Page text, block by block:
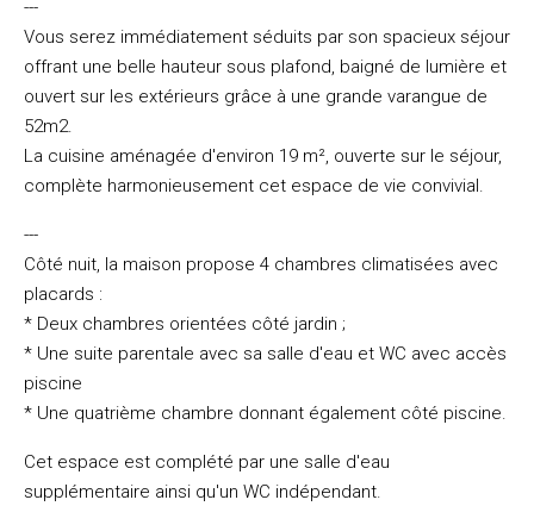
---
Vous serez immédiatement séduits par son spacieux séjour
offrant une belle hauteur sous plafond, baigné de lumière et
ouvert sur les extérieurs grâce à une grande varangue de
52m2.
La cuisine aménagée d'environ 19 m², ouverte sur le séjour,
complète harmonieusement cet espace de vie convivial.
---
Côté nuit, la maison propose 4 chambres climatisées avec
placards :
* Deux chambres orientées côté jardin ;
* Une suite parentale avec sa salle d'eau et WC avec accès
piscine
* Une quatrième chambre donnant également côté piscine.
Cet espace est complété par une salle d'eau
supplémentaire ainsi qu'un WC indépendant.